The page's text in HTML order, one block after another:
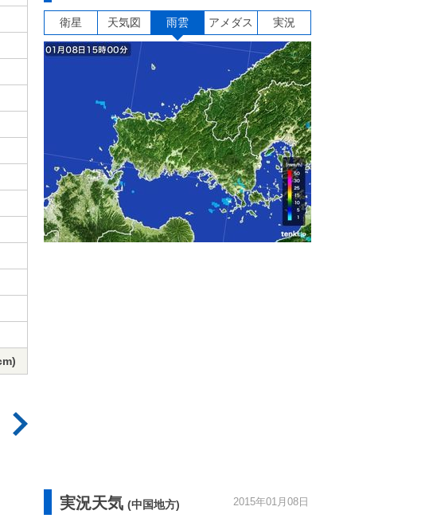
衛星 天気図 雨雲 アメダス 実況
実況天気 (中国地方) 2015年01月08日